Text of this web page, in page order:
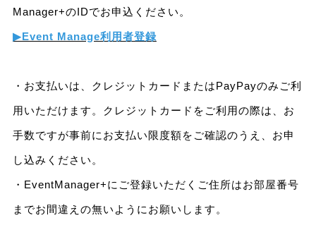
Manager+のIDでお申込ください。
▶Event Manage利用者登録
・お支払いは、クレジットカードまたはPayPayのみご利
用いただけます。クレジットカードをご利用の際は、お
手数ですが事前にお支払い限度額をご確認のうえ、お申
し込みください。
・EventManager+にご登録いただくご住所はお部屋番号
までお間違えの無いようにお願いします。